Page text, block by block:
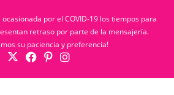
por el COVID-19 los tiempos para
retraso por parte de la mensajería.
su paciencia y preferencia!